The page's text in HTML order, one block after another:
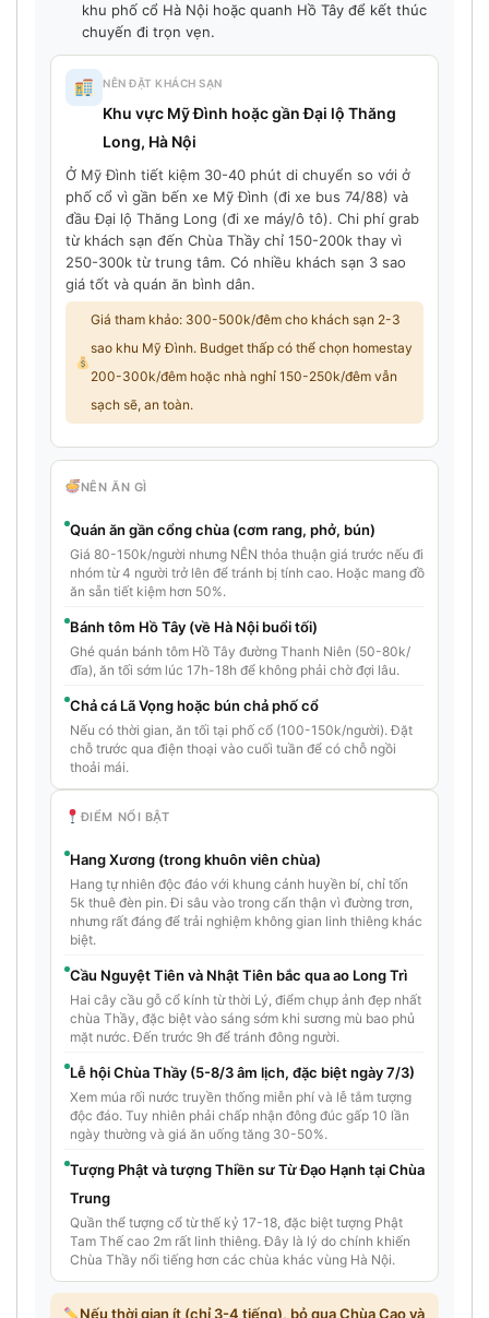
khu phố cổ Hà Nội hoặc quanh Hồ Tây để kết thúc
chuyến đi trọn vẹn.
NÊN ĐẶT KHÁCH SẠN
Khu vực Mỹ Đình hoặc gần Đại lộ Thăng
Long, Hà Nội
Ở Mỹ Đình tiết kiệm 30-40 phút di chuyển so với ở
phố cổ vì gần bến xe Mỹ Đình (đi xe bus 74/88) và
đầu Đại lộ Thăng Long (đi xe máy/ô tô). Chi phí grab
từ khách sạn đến Chùa Thầy chỉ 150-200k thay vì
250-300k từ trung tâm. Có nhiều khách sạn 3 sao
giá tốt và quán ăn bình dân.
Giá tham khảo: 300-500k/đêm cho khách sạn 2-3
sao khu Mỹ Đình. Budget thấp có thể chọn homestay
200-300k/đêm hoặc nhà nghỉ 150-250k/đêm vẫn
sạch sẽ, an toàn.
NÊN ĂN GÌ
Quán ăn gần cổng chùa (cơm rang, phở, bún)
Giá 80-150k/người nhưng NÊN thỏa thuận giá trước nếu đi
nhóm từ 4 người trở lên để tránh bị tính cao. Hoặc mang đồ
ăn sẵn tiết kiệm hơn 50%.
Bánh tôm Hồ Tây (về Hà Nội buổi tối)
Ghé quán bánh tôm Hồ Tây đường Thanh Niên (50-80k/
đĩa), ăn tối sớm lúc 17h-18h để không phải chờ đợi lâu.
Chả cá Lã Vọng hoặc bún chả phố cổ
Nếu có thời gian, ăn tối tại phố cổ (100-150k/người). Đặt
chỗ trước qua điện thoại vào cuối tuần để có chỗ ngồi
thoải mái.
ĐIỂM NỔI BẬT
Hang Xương (trong khuôn viên chùa)
Hang tự nhiên độc đáo với khung cảnh huyền bí, chỉ tốn
5k thuê đèn pin. Đi sâu vào trong cẩn thận vì đường trơn,
nhưng rất đáng để trải nghiệm không gian linh thiêng khác
biệt.
Cầu Nguyệt Tiên và Nhật Tiên bắc qua ao Long Trì
Hai cây cầu gỗ cổ kính từ thời Lý, điểm chụp ảnh đẹp nhất
chùa Thầy, đặc biệt vào sáng sớm khi sương mù bao phủ
mặt nước. Đến trước 9h để tránh đông người.
Lễ hội Chùa Thầy (5-8/3 âm lịch, đặc biệt ngày 7/3)
Xem múa rối nước truyền thống miễn phí và lễ tắm tượng
độc đáo. Tuy nhiên phải chấp nhận đông đúc gấp 10 lần
ngày thường và giá ăn uống tăng 30-50%.
Tượng Phật và tượng Thiền sư Từ Đạo Hạnh tại Chùa
Trung
Quần thể tượng cổ từ thế kỷ 17-18, đặc biệt tượng Phật
Tam Thế cao 2m rất linh thiêng. Đây là lý do chính khiến
Chùa Thầy nổi tiếng hơn các chùa khác vùng Hà Nội.
Nếu thời gian ít (chỉ 3-4 tiếng), bỏ qua Chùa Cao và